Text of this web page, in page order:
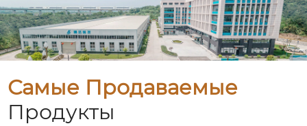
Самые Продаваемые
Продукты